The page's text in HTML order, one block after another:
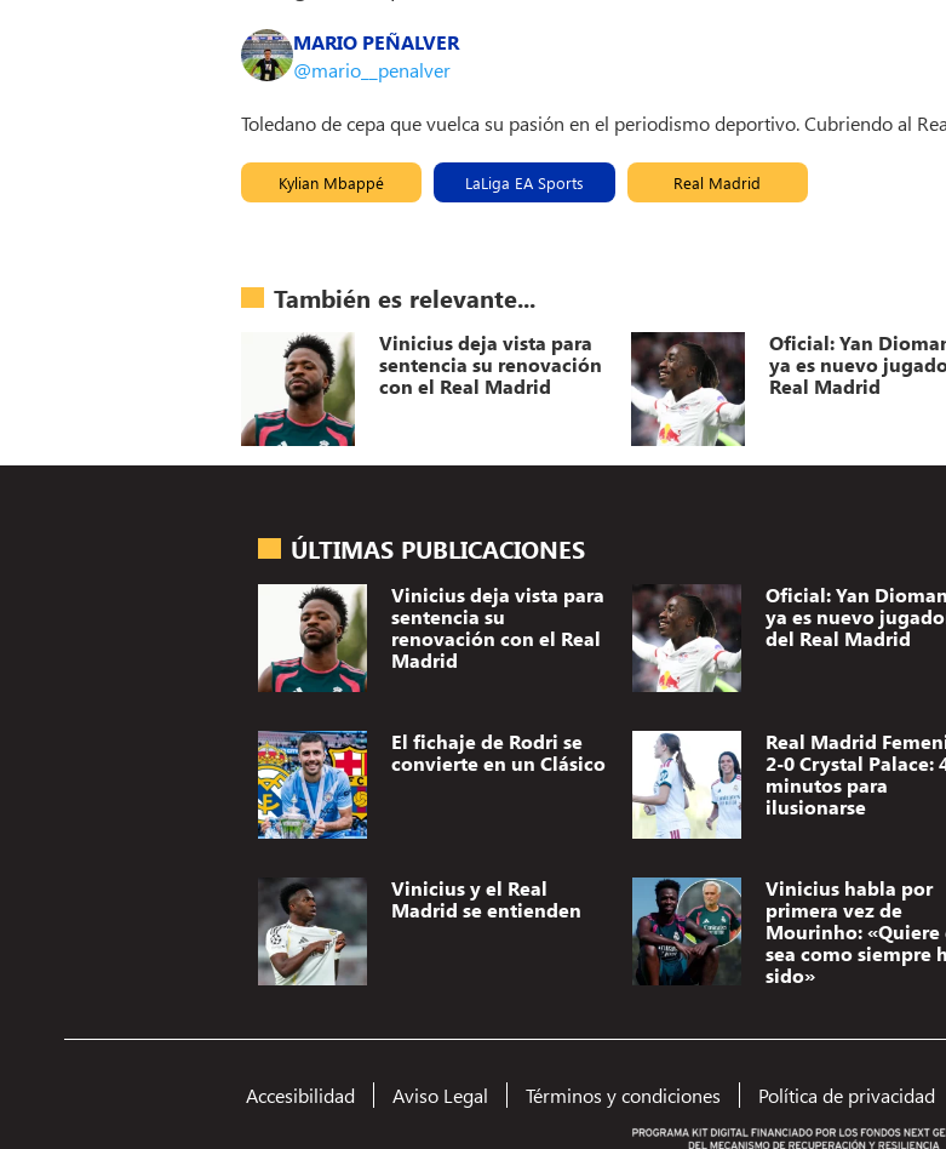
MARIO PEÑALVER
@mario__penalver
Toledano de cepa que vuelca su pasión en el periodismo deportivo. Cubriendo al
Kylian Mbappé LaLiga EA Sports Real Madrid
También es relevante...
Vinicius deja vista para
sentencia su renovación
con el Real Madrid
Oficial: Yan
ya es nuevo
Real Madrid
ÚLTIMAS PUBLICACIONES
Vinicius deja vista para
sentencia su
renovación con el Real
Madrid
Oficial: Yan
ya es nuevo
del Real Madrid
El fichaje de Rodri se
convierte en un Clásico
Real Madrid
2-0 Crystal Palace:
minutos para
ilusionarse
Vinicius y el Real
Madrid se entienden
Vinicius habla por
primera vez de
Mourinho: «Quiere
sea como siempre
sido»
Accesibilidad Aviso Legal Términos y condiciones Política de privacidad